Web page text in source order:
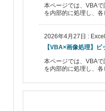
本ページでは、VBA
を内部的に処理し、各
2026年4月27日 : Excel
【VBA×画像処理】
本ページでは、VBA
を内部的に処理し、各